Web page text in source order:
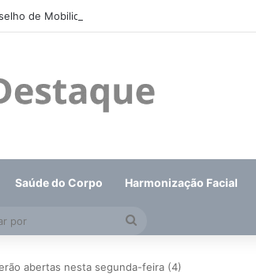
de Mobilidade Urbana será nesta quinta-feira
Saúde do Corpo Harmonização Facial
Procurar
abertas nesta segunda-feira (4)